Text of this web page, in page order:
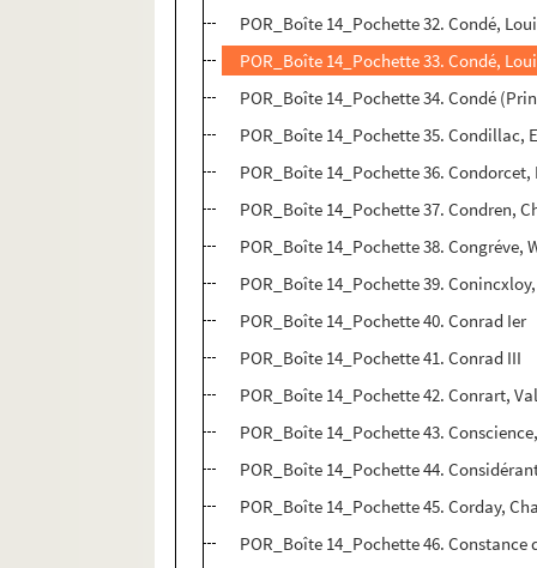
POR_Boîte 14_Pochette 32. Condé,
POR_Boîte 14_Pochette 33. Condé,
POR_Boîte 14_Pochette 34. Condé
POR_Boîte 14_Pochette 35. Condillac,
POR_Boîte 14_Pochette 36.
POR_Boîte 14_Pochette 37. Condren,
POR_Boîte 14_Pochette 38. Congréve,
POR_Boîte 14_Pochette 39.
POR_Boîte 14_Pochette 40. Conrad Ier
POR_Boîte 14_Pochette 41. Conrad III
POR_Boîte 14_Pochette 42. Conrart,
POR_Boîte 14_Pochette 43.
POR_Boîte 14_Pochette 44.
POR_Boîte 14_Pochette 45. Corday,
POR_Boîte 14_Pochette 46. Constance